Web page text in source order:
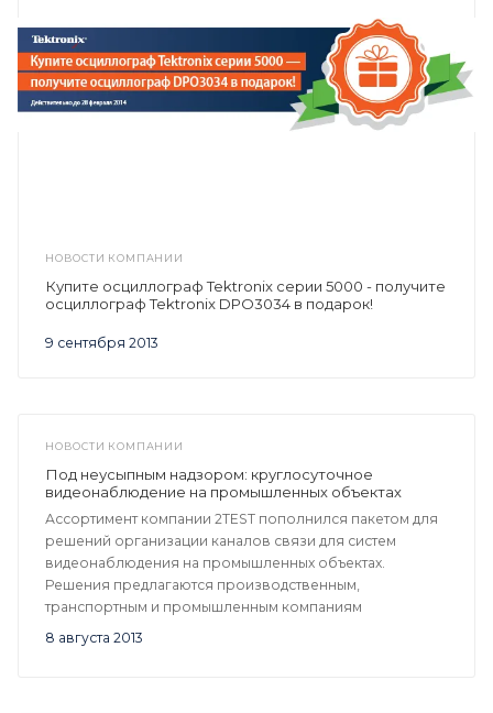
НОВОСТИ КОМПАНИИ
9 сентября 2013
Купите осциллограф Tektronix серии 5000 - получите
осциллограф Tektronix DPO3034 в подарок!
НОВОСТИ КОМПАНИИ
8 августа 2013
Под неусыпным надзором: круглосуточное
видеонаблюдение на промышленных объектах
Ассортимент компании 2TEST пополнился пакетом для
решений организации каналов связи для систем
видеонаблюдения на промышленных объектах.
Решения предлагаются производственным,
транспортным и промышленным компаниям